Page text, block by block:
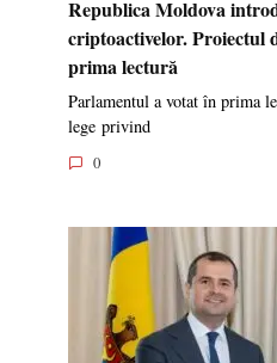
Republica Moldova
criptoactivelor. Proiectul
prima lectură
Parlamentul a votat în prima
lege privind
0